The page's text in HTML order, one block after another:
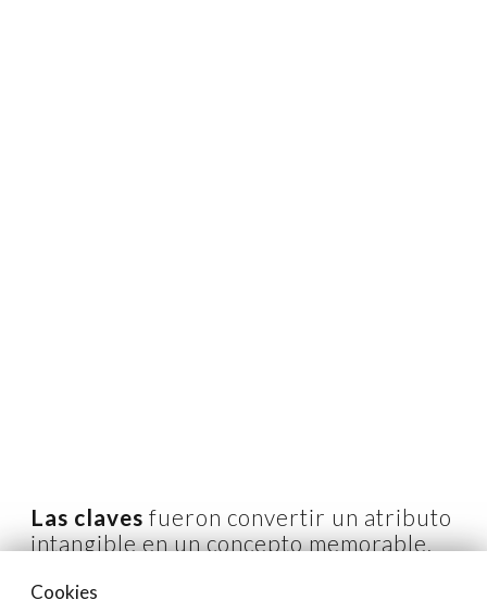
Las claves fueron convertir un atributo
intangible en un concepto memorable,
Cookies